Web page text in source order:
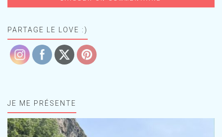
PARTAGE LE LOVE :)
JE ME PRÉSENTE